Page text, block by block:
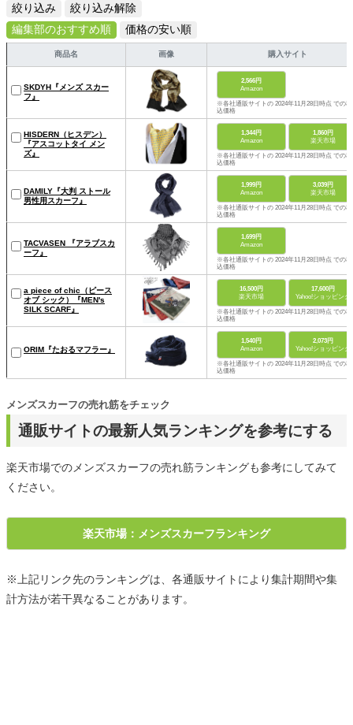
絞り込み
絞り込み解除
編集部のおすすめ順
価格の安い順
商品名 画像 購入サイト
SKDYH『メンズ スカー
フ』
2,566円
Amazon
※各社通販サイトの 2024年11月28日時点 での税
込価格
HISDERN（ヒスデン）
『アスコットタイ メン
ズ』
1,344円
Amazon
1,860円
楽天市場
※各社通販サイトの 2024年11月28日時点 での税
込価格
DAMILY『大判 ストール
男性用スカーフ』
1,999円
Amazon
3,039円
楽天市場
※各社通販サイトの 2024年11月28日時点 での税
込価格
TACVASEN 『アラブスカ
ーフ』
1,699円
Amazon
※各社通販サイトの 2024年11月28日時点 での税
込価格
a piece of chic（ピース
オブ シック）『MEN's
SILK SCARF』
16,500円
楽天市場
17,600円
Yahoo!ショッピング
※各社通販サイトの 2024年11月28日時点 での税
込価格
ORIM『たおるマフラー』
1,540円
Amazon
2,073円
Yahoo!ショッピング
※各社通販サイトの 2024年11月28日時点 での税
込価格
通販サイトの最新人気ランキングを参考にする
メンズスカーフの売れ筋をチェック
楽天市場でのメンズスカーフの売れ筋ランキングも参考にしてみて
ください。
楽天市場：メンズスカーフランキング
※上記リンク先のランキングは、各通販サイトにより集計期間や集
計方法が若干異なることがあります。